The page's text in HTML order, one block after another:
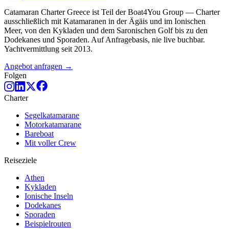
Catamaran Charter Greece ist Teil der Boat4You Group — Charter
ausschließlich mit Katamaranen in der Ägäis und im Ionischen
Meer, von den Kykladen und dem Saronischen Golf bis zu den
Dodekanes und Sporaden. Auf Anfragebasis, nie live buchbar.
Yachtvermittlung seit 2013.
Angebot anfragen →
Folgen
Charter
Segelkatamarane
Motorkatamarane
Bareboat
Mit voller Crew
Reiseziele
Athen
Kykladen
Ionische Inseln
Dodekanes
Sporaden
Beispielrouten